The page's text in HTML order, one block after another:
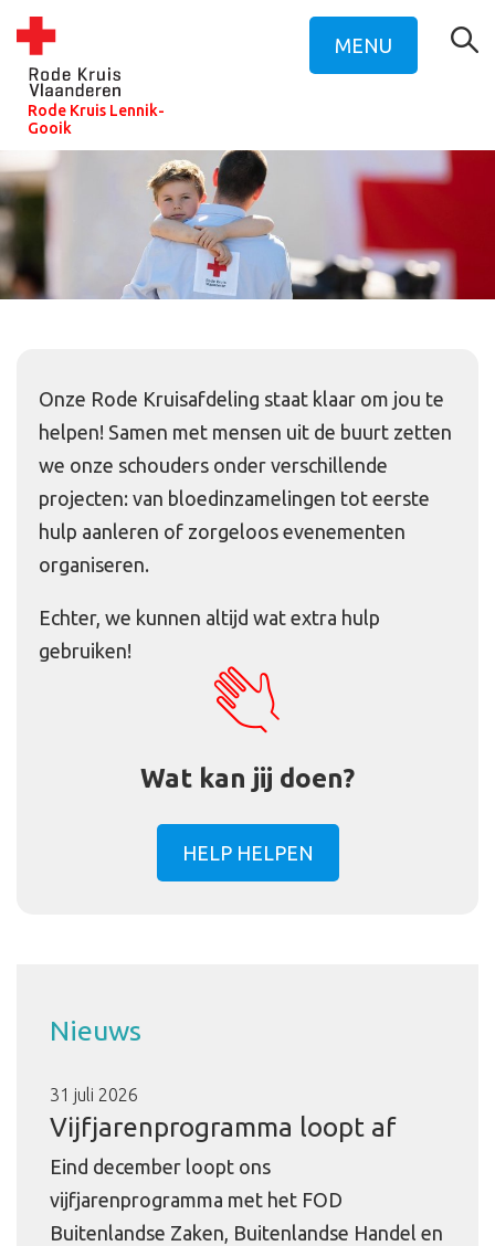
Rode Kruis Lennik-
Gooik
MENU
Onze Rode Kruisafdeling staat klaar om jou te
helpen! Samen met mensen uit de buurt zetten
we onze schouders onder verschillende
projecten: van bloedinzamelingen tot eerste
hulp aanleren of zorgeloos evenementen
organiseren.
Echter, we kunnen altijd wat extra hulp
gebruiken!
Wat kan jij doen?
HELP HELPEN
Nieuws
31 juli 2026
Vijfjarenprogramma loopt af
Eind december loopt ons
vijfjarenprogramma met het FOD
Buitenlandse Zaken, Buitenlandse Handel en